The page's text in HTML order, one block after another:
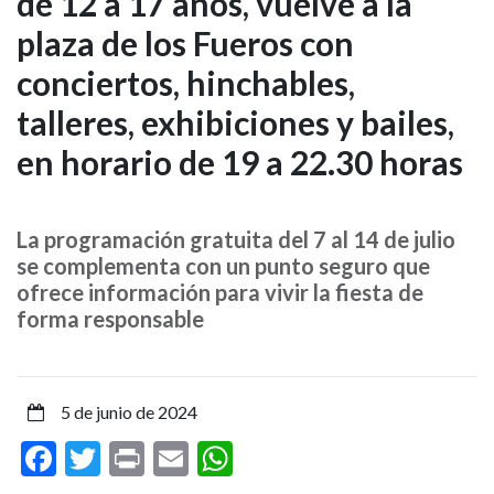
Zona
Joven
de
San
de
12
17
años,
plaza de los Fueros con
conciertos, hinchables,
talleres, exhibiciones y bailes,
en horario de 19 a 22.30 horas
La programación gratuita del 7 al 14 de julio
se complementa con un punto seguro que
ofrece información para vivir la fiesta de
forma responsable
5 de junio de 2024
Facebook
Twitter
PrintEmail